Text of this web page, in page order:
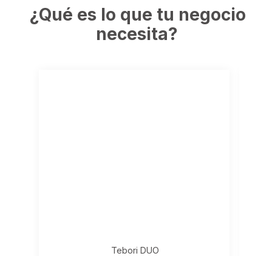
¿Qué es lo que tu negocio
necesita?
Tebori DUO